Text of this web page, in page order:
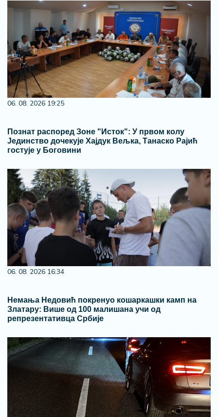
06. 08. 2026 19:25
Познат распоред Зоне "Исток": У првом колу
Јединство дочекује Хајдук Вељка, Танаско Рајић
гостује у Боговини
06. 08. 2026 16:34
Немања Недовић покренуо кошаркашки камп на
Златару: Више од 100 малишана учи од
репрезентативца Србије